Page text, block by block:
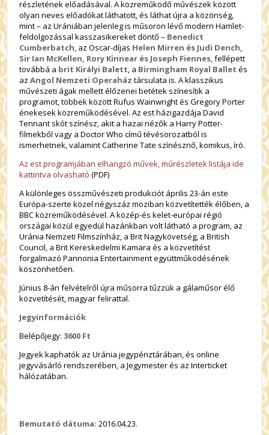
részletének előadásával. A közreműködő művészek között
olyan neves előadókat láthatott, és láthat újra a közönség,
mint – az Urániában jelenleg is műsoron lévő modern Hamlet-
feldolgozással kasszasikereket döntő – Benedict
Cumberbatch, az Oscar-díjas Helen Mirren és Judi Dench,
Sir Ian McKellen, Rory Kinnear és Joseph Fiennes, fellépett
továbbá a brit Királyi Balett, a Birmingham Royal Ballet és
az Angol Nemzeti Operaház társulata is. A klasszikus
művészeti ágak mellett élőzenei betétek színesítik a
programot, többek között Rufus Wainwright és Gregory Porter
énekesek közreműködésével. Az est házigazdája David
Tennant skót színész, akit a hazai nézők a Harry Potter-
filmekből vagy a Doctor Who című tévésorozatból is
ismerhetnek, valamint Catherine Tate színésznő, komikus, író.
Az est programjában elhangzó művek, műrészletek listája ide
kattintva olvasható (PDF)
A különleges összművészeti produkciót április 23-án este
Európa-szerte közel négyszáz moziban közvetítették élőben, a
BBC közreműködésével. A közép-és kelet-európai régió
országai közül egyedül hazánkban volt látható a program, az
Uránia Nemzeti Filmszínház, a Brit Nagykövetség, a British
Council, a Brit Kereskedelmi Kamara és a közvetítést
forgalmazó Pannonia Entertainment együttműködésének
köszönhetően.
Június 8-án felvételről újra műsorra tűzzük a gálaműsor élő
közvetítését, magyar felirattal.
Jegyinformációk
Belépőjegy:3600 Ft
Jegyek kaphatók az Uránia jegypénztárában, és online
jegyvásárló rendszerében, a Jegymester és az Interticket
hálózatában.
Bemutató dátuma: 2016.04.23.